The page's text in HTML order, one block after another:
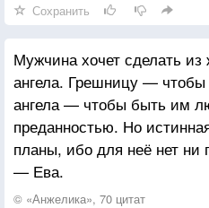
Командировка всё такое
Ну что же сделать, ты —
Мужчин нельзя кормить
Мужчина — это вольный
Холодный северный
Его куда-то носят черти
Приносят — Ангелы
Лишённым силы и
Вдруг снизошедшим до
Сохранить
Мужчина хочет сделать
ангела. Грешницу — чтобы
ангела — чтобы быть им
преданностью. Но
планы, ибо для неё нет ни
— Ева.
© «Анжелика», 70 цитат